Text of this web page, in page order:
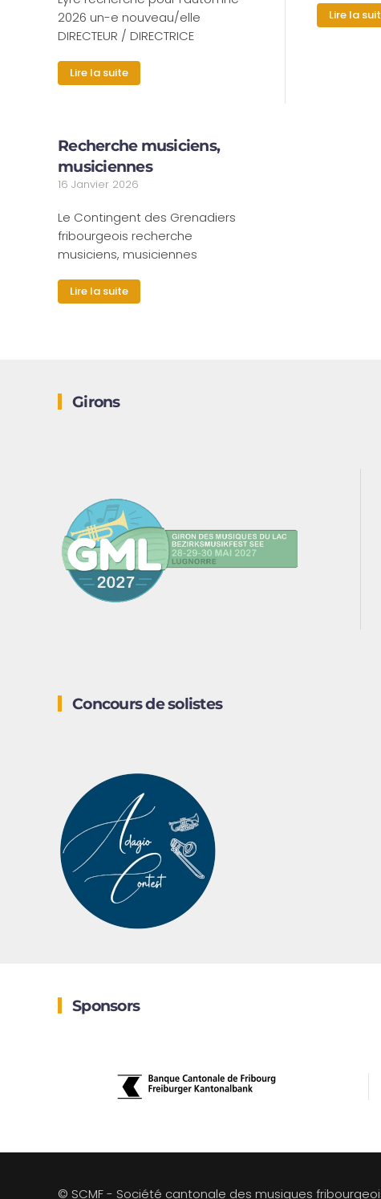
2026 un-e nouveau/elle
DIRECTEUR / DIRECTRICE
Lire la suite
Lire la
Recherche musiciens,
musiciennes
16 Janvier 2026
Le Contingent des Grenadiers
fribourgeois recherche
musiciens, musiciennes
Lire la suite
Girons
Concours de solistes
Sponsors
© SCMF - Société cantonale des musiques